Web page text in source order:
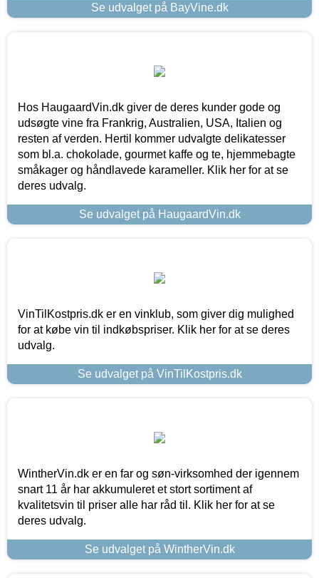
Se udvalget på BayVine.dk
Hos HaugaardVin.dk giver de deres kunder gode og
udsøgte vine fra Frankrig, Australien, USA, Italien og
resten af verden. Hertil kommer udvalgte delikatesser
som bl.a. chokolade, gourmet kaffe og te, hjemmebagte
småkager og håndlavede karameller. Klik her for at se
deres udvalg.
Se udvalget på HaugaardVin.dk
VinTilKostpris.dk er en vinklub, som giver dig mulighed
for at købe vin til indkøbspriser. Klik her for at se deres
udvalg.
Se udvalget på VinTilKostpris.dk
WintherVin.dk er en far og søn-virksomhed der igennem
snart 11 år har akkumuleret et stort sortiment af
kvalitetsvin til priser alle har råd til. Klik her for at se
deres udvalg.
Se udvalget på WintherVin.dk